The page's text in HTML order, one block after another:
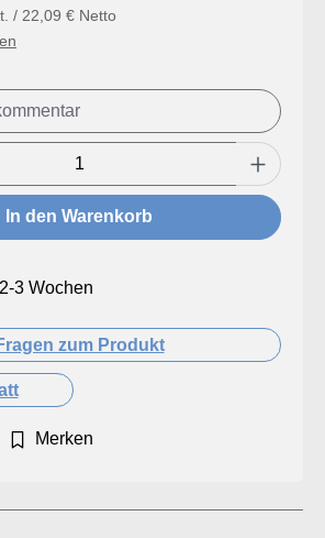
/ 22,09 € Netto
Gib den gewünschten
In den Warenkorb
3 Wochen
zum Produkt
Merken